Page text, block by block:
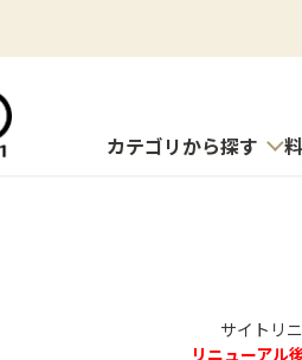
カテゴリから探す
サイトリ
リニューアル